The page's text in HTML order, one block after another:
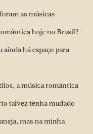
as músicas
hoje no Brasil?
ainda há espaço para
a música romântica
talvez tenha mudado
mas na minha